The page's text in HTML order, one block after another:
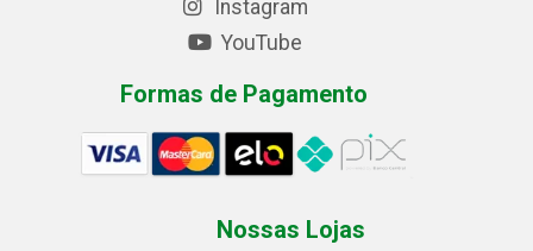
Instagram
YouTube
Formas de Pagamento
Nossas Lojas